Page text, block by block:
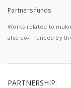
Partners funds
Works related to
also co-financed by
PARTNERSHIP: